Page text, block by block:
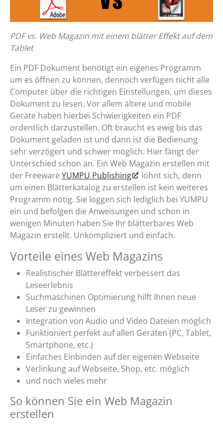
PDF vs. Web Magazin mit einem blätter Effekt auf dem
Tablet
Ein PDF Dokument benötigt ein eigenes Programm
um es öffnen zu können, dennoch verfügen nicht alle
Computer über die richtigen Einstellungen, um dieses
Dokument zu lesen. Vor allem ältere und mobile
Geräte haben hierbei Schwierigkeiten ein PDF
ordentlich darzustellen. Oft braucht es ewig bis das
Dokument geladen ist und dann ist die Bedienung
sehr verzögert und schwer möglich. Hier fängt der
Unterschied schon an. Ein Web Magazin erstellen mit
der Freeware YUMPU Publishing
lohnt sich, denn
um einen Blätterkatalog zu erstellen ist kein weiteres
Programm nötig. Sie loggen sich lediglich bei YUMPU
ein und befolgen die Anweisungen und schon in
wenigen Minuten haben Sie Ihr blätterbares Web
Magazin erstellt. Unkompliziert und einfach.
Vorteile eines Web Magazins
Realistischer Blättereffekt verbessert das
Leseerlebnis
Suchmaschinen Optimierung hilft Ihnen neue
Leser zu gewinnen
Integration von Audio und Video Dateien möglich
Funktioniert perfekt auf allen Geräten (PC, Tablet,
Smartphone, etc.)
Einfaches Einbinden auf der eigenen Webseite
Verlinkung auf Webseite, Shop, etc. möglich
und noch vieles mehr
So können Sie ein Web Magazin
erstellen